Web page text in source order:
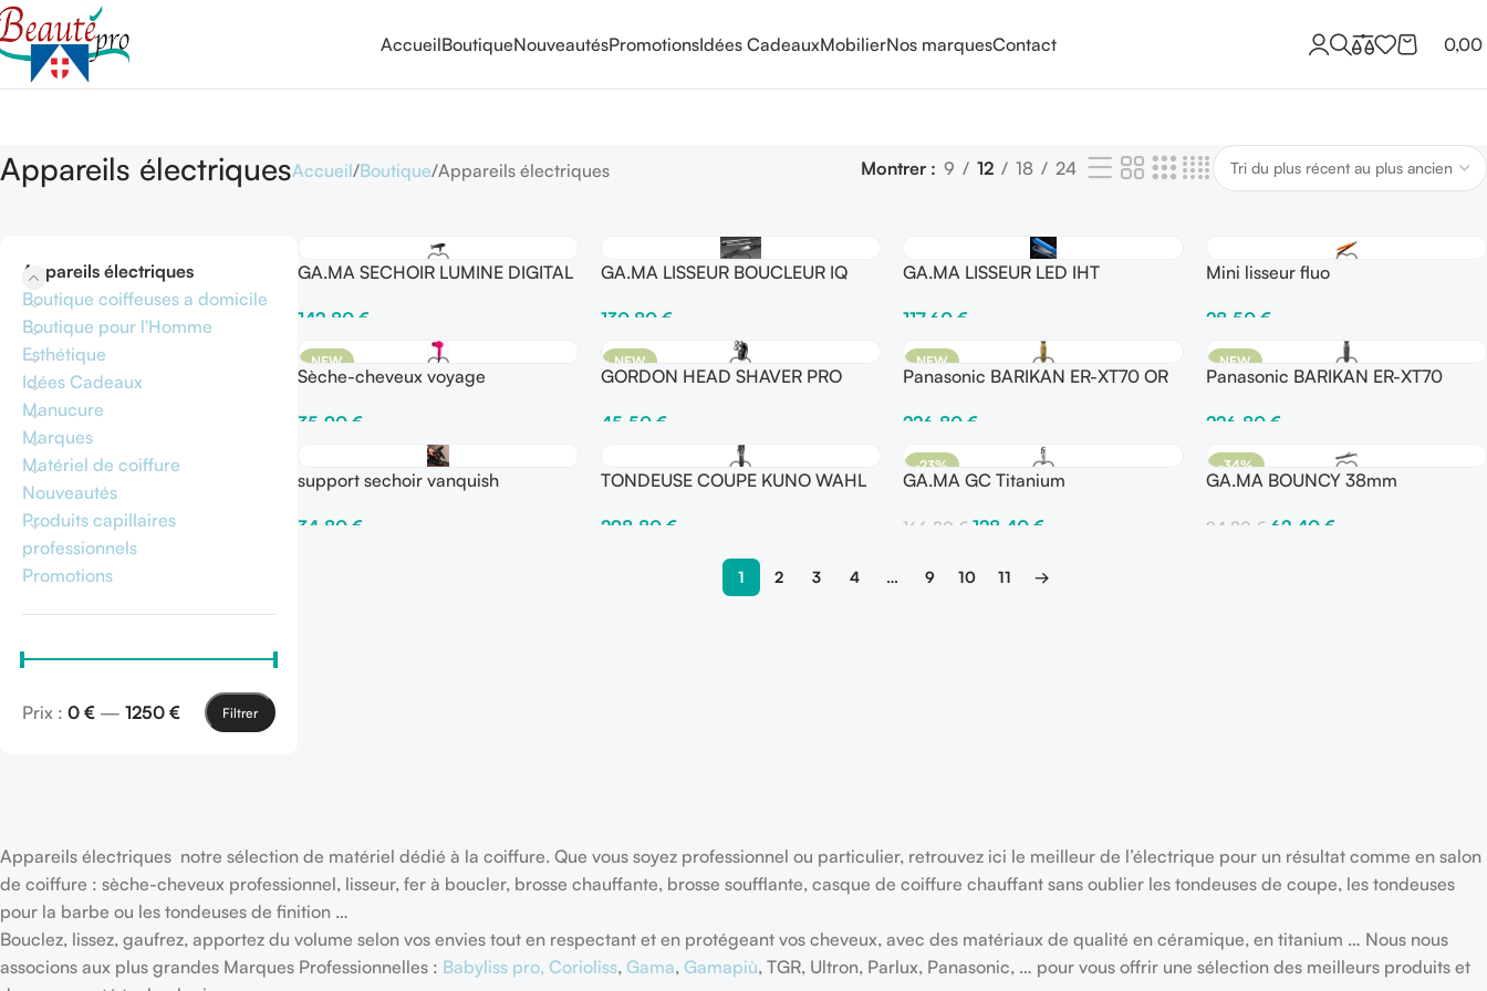
AccueilBoutiqueNouveautésPromotionsIdées CadeauxMobilierNos marquesContact 0,00
Appareils électriquesAccueil Boutique Appareils électriques Montrer 9 12 18 24
Appareils électriques
Boutique coiffeuses a domicile
Boutique pour l'Homme
Esthétique
Idées Cadeaux
Manucure
Marques
Matériel de coiffure
Nouveautés
Produits capillaires
professionnels
Promotions
Filtrer
Prix : 0 € — 1250 €
GA.MA SECHOIR LUMINE DIGITAL
142,80 €
Ajouter Au Panier
GA.MA LISSEUR BOUCLEUR IQ
130,80 €
Ajouter Au Panier
GA.MA LISSEUR LED IHT
117,60€
Ajouter Au Panier
Mini lisseur fluo
28,50€
Choix Des Options
NEW
Sèche-cheveux voyage
35,90 €
NEW
GORDON HEAD SHAVER PRO
45,50 €
NEW
Panasonic BARIKAN ER-XT70 OR
226,80€
Ajouter Au Panier
NEW
Panasonic BARIKAN ER-XT70
226,80€
Ajouter Au Panier
support sechoir vanquish
34,80 €
TONDEUSE COUPE KUNO WAHL
298,80 €
-23%
GA.MA GC Titanium
166,80 € 128,40€
-34%
GA.MA BOUNCY 38mm
94,80 € 62,40€
1 2 3 4 … 9 10 11 →
Appareils électriques notre sélection de matériel dédié à la coiffure. Que vous soyez professionnel ou particulier, retrouvez ici le meilleur de l’électrique pour un résultat comme en salon
de coiffure : sèche-cheveux professionnel, lisseur, fer à boucler, brosse chauffante, brosse soufflante, casque de coiffure chauffant sans oublier les tondeuses de coupe, les tondeuses
pour la barbe ou les tondeuses de finition …
Bouclez, lissez, gaufrez, apportez du volume selon vos envies tout en respectant et en protégeant vos cheveux, avec des matériaux de qualité en céramique, en titanium … Nous nous
associons aux plus grandes Marques Professionnelles : Babyliss pro, Corioliss, Gama, Gamapiù, TGR, Ultron, Parlux, Panasonic, … pour vous offrir une sélection des meilleurs produits et